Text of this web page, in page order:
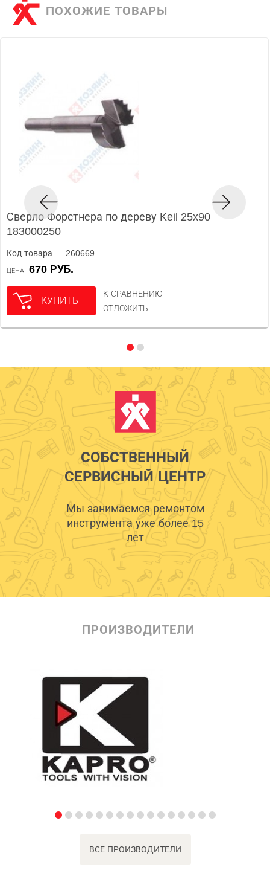
ПОХОЖИЕ ТОВАРЫ
Сверло Форстнера по дереву Keil 25x90
183000250
Код товара — 260669
ЦЕНА 670 РУБ.
КУПИТЬ
К СРАВНЕНИЮ
ОТЛОЖИТЬ
СОБСТВЕННЫЙ
СЕРВИСНЫЙ ЦЕНТР
Мы занимаемся ремонтом
инструмента уже более 15
лет
ПРОИЗВОДИТЕЛИ
ВСЕ ПРОИЗВОДИТЕЛИ